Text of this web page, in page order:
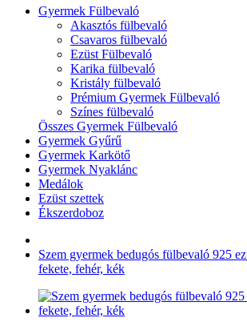
Gyermek Fülbevaló
Akasztós fülbevaló
Csavaros fülbevaló
Ezüst Fülbevaló
Karika fülbevaló
Kristály fülbevaló
Prémium Gyermek Fülbevaló
Színes fülbevaló
Összes Gyermek Fülbevaló
Gyermek Gyűrű
Gyermek Karkötő
Gyermek Nyaklánc
Medálok
Ezüst szettek
Ékszerdoboz
Szem gyermek bedugós fülbevaló 925
fekete, fehér, kék